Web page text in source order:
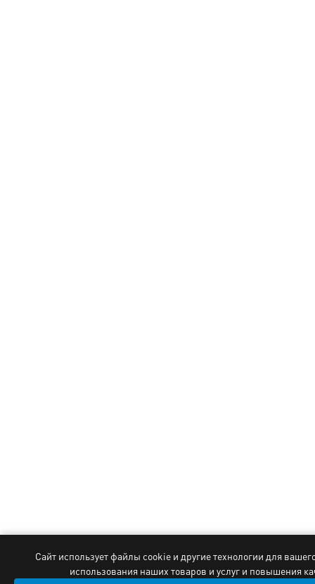
Сайт использует файлы cookie и другие технологии для
использования наших товаров и услуг и повышения